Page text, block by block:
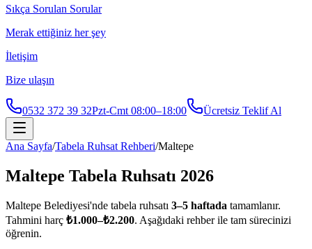
Sıkça Sorulan Sorular
Merak ettiğiniz her şey
İletişim
Bize ulaşın
0532 372 39 32Pzt-Cmt 08:00–18:00 Ücretsiz Teklif Al
Ana Sayfa/Tabela Ruhsat Rehberi/Maltepe
Maltepe Tabela Ruhsatı 2026
Maltepe Belediyesi'nde tabela ruhsatı 3–5 haftada tamamlanır.
Tahmini harç ₺1.000–₺2.200. Aşağıdaki rehber ile tam sürecinizi
öğrenin.